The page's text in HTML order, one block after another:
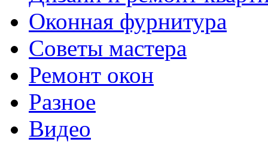
Оконная фурнитура
Советы мастера
Ремонт окон
Разное
Видео